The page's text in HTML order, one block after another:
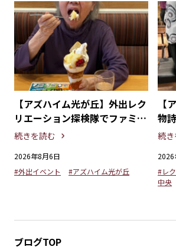
【アズハイム光が丘】外出レク
リエーション探検隊でファミリ
ーレストランを満喫！
続きを読む
2026年8月6日
#外出イベント
#アズハイム光が丘
【
物
る
続
2026
#レ
中央
ブログTOP